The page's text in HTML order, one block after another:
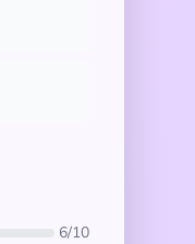
6/10